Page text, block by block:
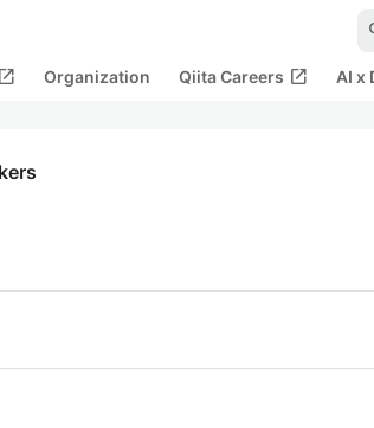
open_in_new Organization Qiita Careers open_in_new AI x